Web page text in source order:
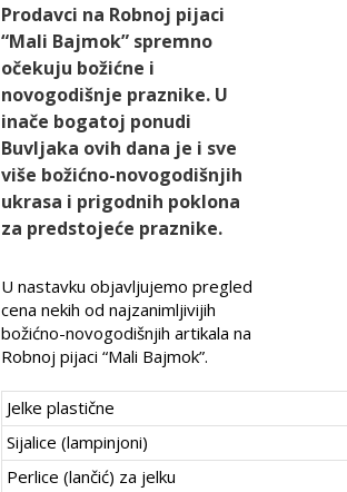
Prodavci na Robnoj pijaci
“Mali Bajmok” spremno
očekuju božićne i
novogodišnje praznike. U
inače bogatoj ponudi
Buvljaka ovih dana je i sve
više božićno-novogodišnjih
ukrasa i prigodnih poklona
za predstojeće praznike.
U nastavku objavljujemo pregled
cena nekih od najzanimljivijih
božićno-novogodišnjih artikala na
Robnoj pijaci “Mali Bajmok”.
Jelke plastične
Sijalice (lampinjoni)
Perlice (lančić) za jelku